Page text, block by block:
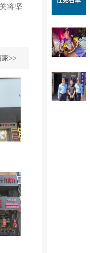
将坚
家>>